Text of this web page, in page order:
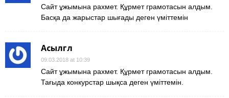
Сайт ұжымына рахмет. Құрмет грамотасын алдым.
Басқа да жарыстар шығады деген үміттемін
Асылгүл
09.03.2018 at 10:39
Сайт ұжымына рахмет. Құрмет грамотасын алдым.
Тағыда конкурстар шықса деген үміттемін.